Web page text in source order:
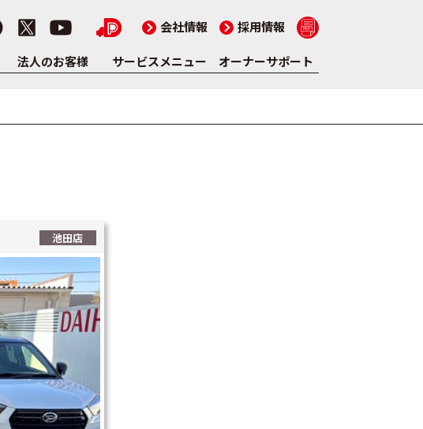
会社情報 採用情報
法人のお客様 サービスメニュー オーナーサポート
池田店